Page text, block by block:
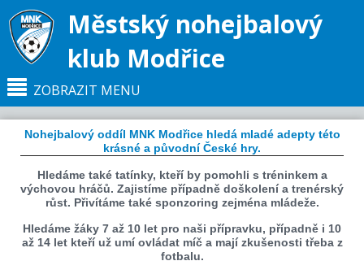
Městský nohejbalový
klub Modřice
ZOBRAZIT MENU
Hlavní strana
Nohejbalový oddíl MNK Modřice hledá mladé adepty této
krásné a původní České hry.
Hledáme také tatínky, kteří by pomohli s tréninkem a
výchovou hráčů. Zajistíme případně doškolení a trenérský
růst. Přivítáme také sponzoring zejména mládeže.
Hledáme žáky 7 až 10 let pro naši přípravku, případně i 10
až 14 let kteří už umí ovládat míč a mají zkušenosti třeba z
fotbalu.